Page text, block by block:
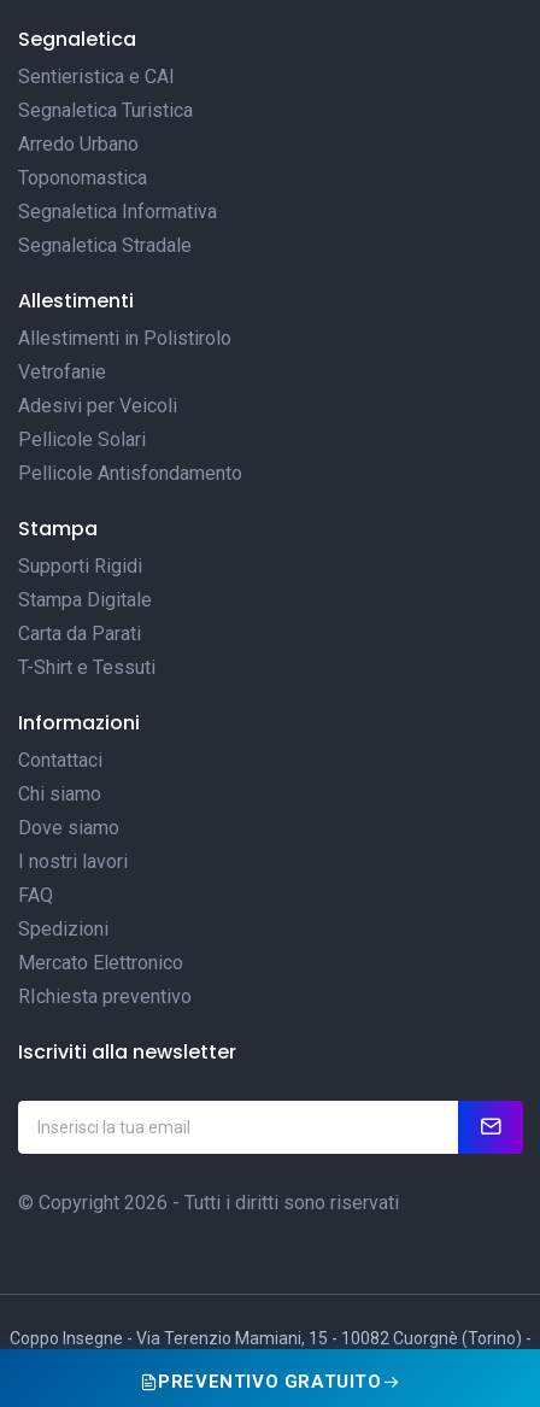
Segnaletica
Sentieristica e CAI
Segnaletica Turistica
Arredo Urbano
Toponomastica
Segnaletica Informativa
Segnaletica Stradale
Allestimenti
Allestimenti in Polistirolo
Vetrofanie
Adesivi per Veicoli
Pellicole Solari
Pellicole Antisfondamento
Stampa
Supporti Rigidi
Stampa Digitale
Carta da Parati
T-Shirt e Tessuti
Informazioni
Contattaci
Chi siamo
Dove siamo
I nostri lavori
FAQ
Spedizioni
Mercato Elettronico
RIchiesta preventivo
Iscriviti alla newsletter
© Copyright 2026 - Tutti i diritti sono riservati
Coppo Insegne - Via Terenzio Mamiani, 15 - 10082 Cuorgnè (Torino) -
PREVENTIVO GRATUITO